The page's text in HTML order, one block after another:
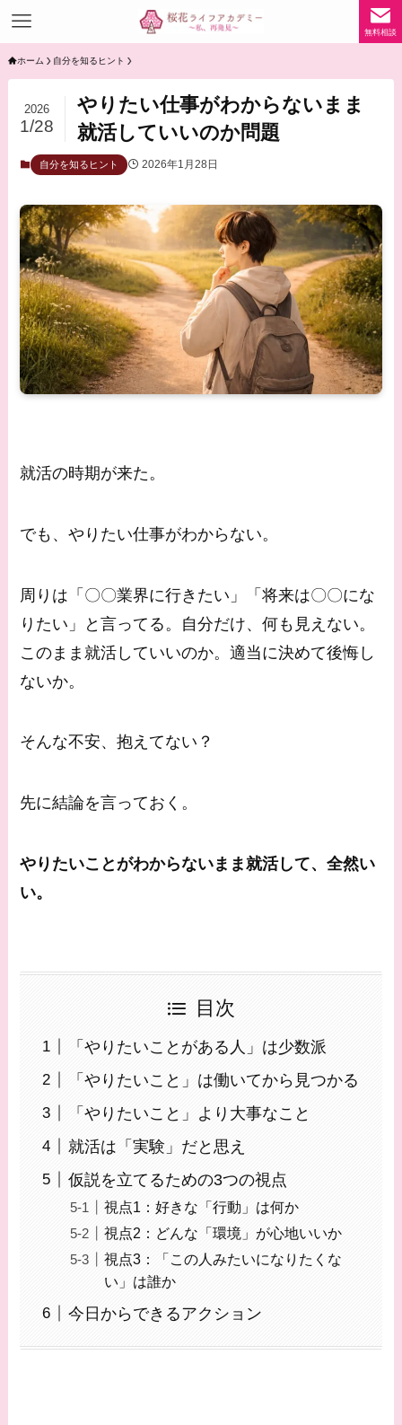
無料相談
ホーム 自分を知るヒント
やりたい仕事がわからないまま
就活していいのか問題
2026
1/28
自分を知るヒント 2026年1月28日
就活の時期が来た。
でも、やりたい仕事がわからない。
周りは「〇〇業界に行きたい」「将来は〇〇にな
りたい」と言ってる。自分だけ、何も見えない。
このまま就活していいのか。適当に決めて後悔し
ないか。
そんな不安、抱えてない？
先に結論を言っておく。
やりたいことがわからないまま就活して、全然い
い。
目次
「やりたいことがある人」は少数派
「やりたいこと」は働いてから見つかる
「やりたいこと」より大事なこと
就活は「実験」だと思え
仮説を立てるための3つの視点
視点1：好きな「行動」は何か
視点2：どんな「環境」が心地いいか
視点3：「この人みたいになりたくな
い」は誰か
今日からできるアクション